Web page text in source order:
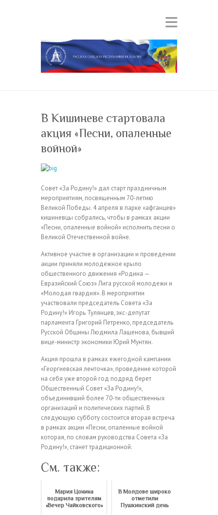
В Кишиневе стартовала
акция «Песни, опаленные
войной»
Совет «За Родину!» дал старт праздничным
мероприятиям, посвященным 70-летию
Великой Победы. 4 апреля в парке «афганцев»
кишиневцы собрались, чтобы в рамках акции
«Песни, опаленные войной» исполнить песни о
Великой Отечественной войне.
Активное участие в организации и проведении
акции приняли молодежное крыло
общественного движения «Родина —
Евразийский Союз» Лига русской молодежи и
«Молодая гвардия». В мероприятии
участвовали председатель Совета «За
Родину!» Игорь Тулянцев, экс-депутат
парламента Григорий Петренко, председатель
Русской Общины Людмила Лащенова, бывший
вице-министр экономики Юрий Мунтян.
Акция прошла в рамках ежегодной кампании
«Георгиевская ленточка», проведение которой
на себя уже второй год подряд берет
Общественный Совет «За Родину!»,
объединивший более 70-ти общественных
организаций и политических партий. В
следующую субботу состоится вторая встреча
в рамках акции «Песни, опаленные войной
которая, по словам руководства Совета «За
Родину!», станет традиционной.
См. также:
Мария Цонина
подарила зрителям
«Вечер Чайковского»
В Молдове широко
отметили
Пушкинский день